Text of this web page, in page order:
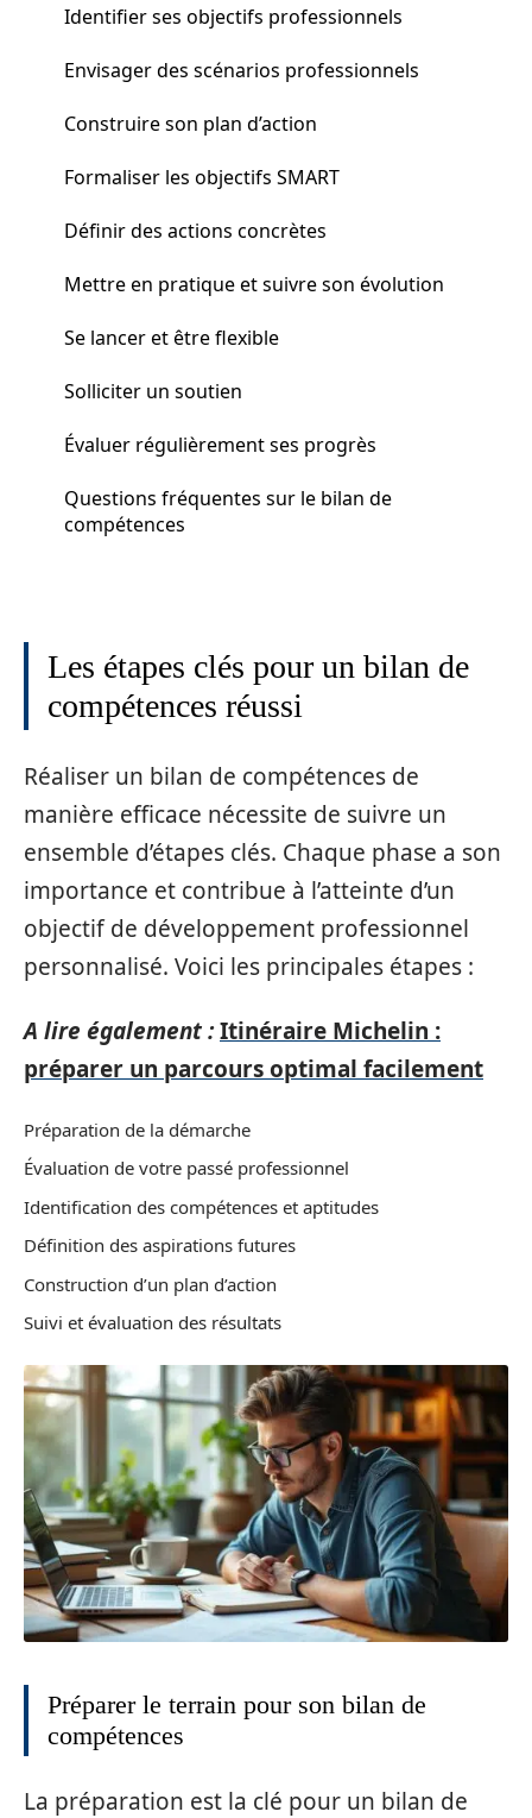
Identifier ses objectifs professionnels
Envisager des scénarios professionnels
Construire son plan d’action
Formaliser les objectifs SMART
Définir des actions concrètes
Mettre en pratique et suivre son évolution
Se lancer et être flexible
Solliciter un soutien
Évaluer régulièrement ses progrès
Questions fréquentes sur le bilan de
compétences
Les étapes clés pour un bilan de
compétences réussi
Réaliser un bilan de compétences de
manière efficace nécessite de suivre un
ensemble d’étapes clés. Chaque phase a son
importance et contribue à l’atteinte d’un
objectif de développement professionnel
personnalisé. Voici les principales étapes :
A lire également :Itinéraire Michelin :
préparer un parcours optimal facilement
Préparation de la démarche
Évaluation de votre passé professionnel
Identification des compétences et aptitudes
Définition des aspirations futures
Construction d’un plan d’action
Suivi et évaluation des résultats
Préparer le terrain pour son bilan de
compétences
La préparation est la clé pour un bilan de